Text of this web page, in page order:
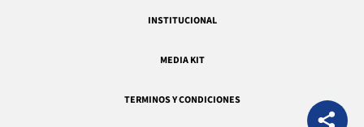
INSTITUCIONAL
MEDIA KIT
TERMINOS Y CONDICIONES